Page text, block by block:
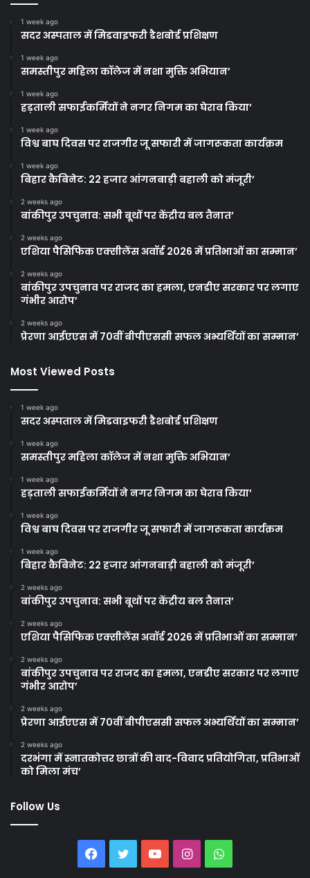
1 week ago
सदर अस्पताल में मिडवाइफरी डैशबोर्ड प्रशिक्षण
1 week ago
समस्तीपुर महिला कॉलेज में नशा मुक्ति अभियान’
1 week ago
हड़ताली सफाईकर्मियों ने नगर निगम का घेराव किया’
1 week ago
विश्व बाघ दिवस पर राजगीर जू सफारी में जागरूकता कार्यक्रम
1 week ago
बिहार कैबिनेट: 22 हजार आंगनबाड़ी बहाली को मंजूरी’
2 weeks ago
बांकीपुर उपचुनाव: सभी बूथों पर केंद्रीय बल तैनात’
2 weeks ago
एशिया पैसिफिक एक्सीलेंस अवॉर्ड 2026 में प्रतिभाओं का सम्मान’
2 weeks ago
बांकीपुर उपचुनाव पर राजद का हमला, एनडीए सरकार पर लगाए
गंभीर आरोप’
2 weeks ago
प्रेरणा आईएएस में 70वीं बीपीएससी सफल अभ्यर्थियों का सम्मान’
Most Viewed Posts
1 week ago
सदर अस्पताल में मिडवाइफरी डैशबोर्ड प्रशिक्षण
1 week ago
समस्तीपुर महिला कॉलेज में नशा मुक्ति अभियान’
1 week ago
हड़ताली सफाईकर्मियों ने नगर निगम का घेराव किया’
1 week ago
विश्व बाघ दिवस पर राजगीर जू सफारी में जागरूकता कार्यक्रम
1 week ago
बिहार कैबिनेट: 22 हजार आंगनबाड़ी बहाली को मंजूरी’
2 weeks ago
बांकीपुर उपचुनाव: सभी बूथों पर केंद्रीय बल तैनात’
2 weeks ago
एशिया पैसिफिक एक्सीलेंस अवॉर्ड 2026 में प्रतिभाओं का सम्मान’
2 weeks ago
बांकीपुर उपचुनाव पर राजद का हमला, एनडीए सरकार पर लगाए
गंभीर आरोप’
2 weeks ago
प्रेरणा आईएएस में 70वीं बीपीएससी सफल अभ्यर्थियों का सम्मान’
2 weeks ago
दरभंगा में स्नातकोत्तर छात्रों की वाद-विवाद प्रतियोगिता, प्रतिभाओं
को मिला मंच’
Follow Us
Facebook
TwitterYouTubeInstagramWhatsApp